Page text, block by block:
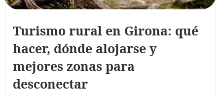
Turismo rural en Girona: qué
hacer, dónde alojarse y
mejores zonas para
desconectar